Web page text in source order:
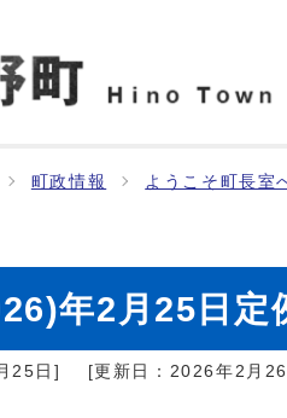
町政情報 ようこそ町長室
年2月25日定
25日 ] [更新日： 2026年2月26